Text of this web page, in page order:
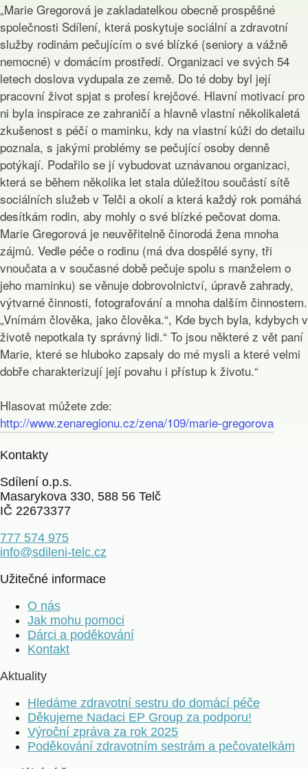
„Marie Gregorová je zakladatelkou obecně prospěšné
společnosti Sdílení, která poskytuje sociální a zdravotní
služby rodinám pečujícím o své blízké (seniory a vážně
nemocné) v domácím prostředí. Organizaci ve svých 54
letech doslova vydupala ze země. Do té doby byl její
pracovní život spjat s profesí krejčové. Hlavní motivací pro
ni byla inspirace ze zahraničí a hlavně vlastní několikaletá
zkušenost s péčí o maminku, kdy na vlastní kůži do detailu
poznala, s jakými problémy se pečující osoby denně
potýkají. Podařilo se jí vybudovat uznávanou organizaci,
která se během několika let stala důležitou součástí sítě
sociálních služeb v Telči a okolí a která každý rok pomáhá
desítkám rodin, aby mohly o své blízké pečovat doma.
Marie Gregorová je neuvěřitelně činorodá žena mnoha
zájmů. Vedle péče o rodinu (má dva dospělé syny, tři
vnoučata a v současné době pečuje spolu s manželem o
jeho maminku) se věnuje dobrovolnictví, úpravě zahrady,
výtvarné činnosti, fotografování a mnoha dalším činnostem.
„Vnímám člověka, jako člověka.“, Kde bych byla, kdybych v
životě nepotkala ty správný lidi.“ To jsou některé z vět paní
Marie, které se hluboko zapsaly do mé mysli a které velmi
dobře charakterizují její povahu i přístup k životu.“
Hlasovat můžete zde:
http://www.zenaregionu.cz/zena/109/marie-gregorova
Kontakty
Sdílení o.p.s.
Masarykova 330, 588 56 Telč
IČ 22673377
777 574 975
info@sdileni-telc.cz
Užitečné informace
O nás
Jak mohu pomoci
Dárci a poděkování
Kontakt
Aktuality
Hledáme zdravotní sestru do domácí péče
Děkujeme Nadaci EP Group za podporu!
Výroční zpráva za rok 2025
Poděkování zdravotním sestrám a pečovatelkám